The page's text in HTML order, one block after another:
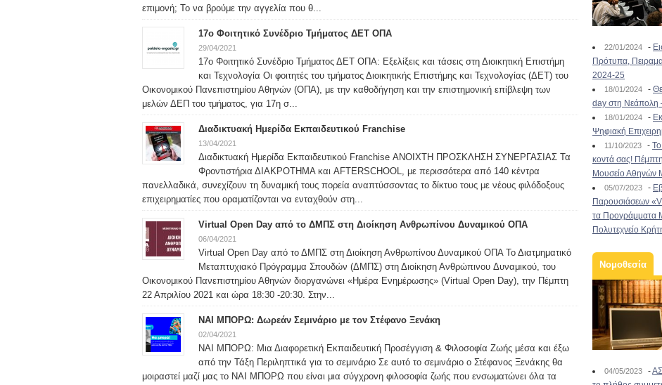
επιμονή; Το να βρούμε την αγγελία που θ...
17ο Φοιτητικό Συνέδριο Τμήματος ΔΕΤ ΟΠΑ
29/04/2021
17ο Φοιτητικό Συνέδριο Τμήματος ΔΕΤ ΟΠΑ: Εξελίξεις και τάσεις στη Διοικητική Επιστήμη
και Τεχνολογία Οι φοιτητές του τμήματος Διοικητικής Επιστήμης και Τεχνολογίας (ΔΕΤ) του
Οικονομικού Πανεπιστημίου Αθηνών (ΟΠΑ), με την καθοδήγηση και την επιστημονική επίβλεψη των
μελών ΔΕΠ του τμήματος, για 17η σ...
Διαδικτυακή Ημερίδα Εκπαιδευτικού Franchise
13/04/2021
Διαδικτυακή Ημερίδα Εκπαιδευτικού Franchise ΑΝΟΙΧΤΗ ΠΡΟΣΚΛΗΣΗ ΣΥΝΕΡΓΑΣΙΑΣ Τα
Φροντιστήρια ΔΙΑΚΡΟΤΗΜΑ και AFTERSCHOOL, με περισσότερα από 140 κέντρα
πανελλαδικά, συνεχίζουν τη δυναμική τους πορεία αναπτύσσοντας το δίκτυο τους με νέους φιλόδοξους
επιχειρηματίες που οραματίζονται να ενταχθούν στη...
Virtual Open Day από το ΔΜΠΣ στη Διοίκηση Ανθρωπίνου Δυναμικού ΟΠΑ
06/04/2021
Virtual Open Day από το ΔΜΠΣ στη Διοίκηση Ανθρωπίνου Δυναμικού ΟΠΑ Το Διατμηματικό
Μεταπτυχιακό Πρόγραμμα Σπουδών (ΔΜΠΣ) στη Διοίκηση Ανθρώπινου Δυναμικού, του
Οικονομικού Πανεπιστημίου Αθηνών διοργανώνει «Ημέρα Ενημέρωσης» (Virtual Open Day), την Πέμπτη
22 Απριλίου 2021 και ώρα 18:30 -20:30. Στην...
ΝΑΙ ΜΠΟΡΩ: Δωρεάν Σεμινάριο με τον Στέφανο Ξενάκη
02/04/2021
ΝΑΙ ΜΠΟΡΩ: Μια Διαφορετική Εκπαιδευτική Προσέγγιση & Φιλοσοφία Ζωής μέσα και έξω
από την Τάξη Περιληπτικά για το σεμινάριο Σε αυτό το σεμινάριο ο Στέφανος Ξενάκης θα
μοιραστεί μαζί μας το ΝΑΙ ΜΠΟΡΩ που είναι μια σύγχρονη φιλοσοφία ζωής που ενσωματώνει όλα τα
22/01/2024 -
Πρότυπα,
2024-25
18/01/2024 -
day στη Νεάπολη –
18/01/2024 -
Ψηφιακή
11/10/2023 -
κοντά σας!
Μουσείο Αθηνών
05/07/2023 -
Παρουσιάσεων
τα Προγράμματα
Πολυτεχνείο
Νομοθεσία
04/05/2023 -